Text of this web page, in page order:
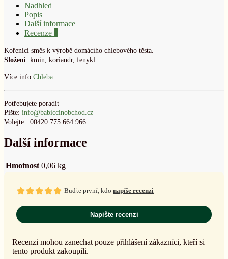
Nadhled
Popis
Další informace
Recenze
Kořenící směs k výrobě domácího chlebového těsta.
Složení: kmín, koriandr, fenykl
Více info Chleba
Potřebujete poradit
Pište: info@babiccinobchod.cz
Volejte: 00420 775 664 966
Další informace
Hmotnost 0,06 kg
Buďte první, kdo napíše recenzi
Napište recenzi
Recenzi mohou zanechat pouze přihlášení zákazníci, kteří si
tento produkt zakoupili.